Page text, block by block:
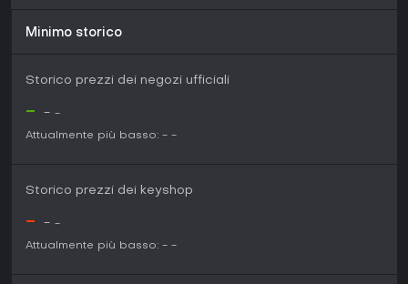
Minimo storico
Storico prezzi dei negozi ufficiali
- - -
Attualmente più basso: - -
Storico prezzi dei keyshop
- - -
Attualmente più basso: - -